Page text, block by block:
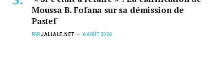
Moussa B. Fofana sur sa démission de
Pastef
PARJALLALE.NET 6 AOÛT 2026